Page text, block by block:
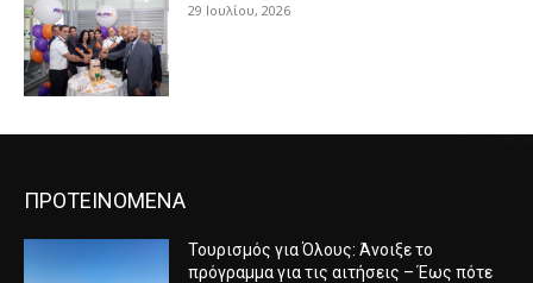
29 Ιουλίου, 2026
ΠΡΟΤΕΙΝΟΜΕΝΑ
Τουρισμός για Όλους: Άνοιξε το
πρόγραμμα για τις αιτήσεις – Έως πότε